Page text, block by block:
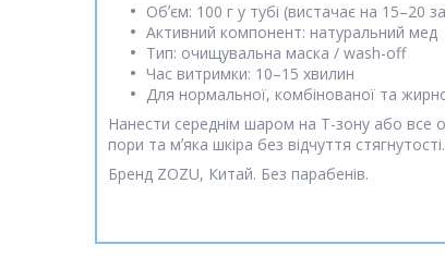
Обʼєм: 100 г у тубі (вистачає на 15–20
Активний компонент: натуральний мед
Тип: очищувальна маска / wash-off
Час витримки: 10–15 хвилин
Для нормальної, комбінованої та
Нанести середнім шаром на Т-зону або все
пори та мʼяка шкіра без відчуття стягнутості.
Бренд ZOZU, Китай. Без парабенів.